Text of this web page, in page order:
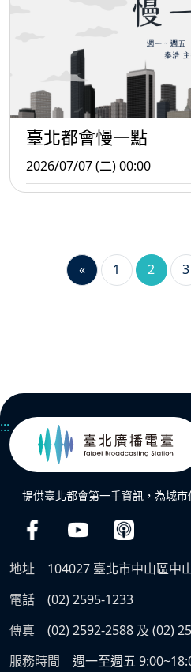
臺北都會慢一點
2026/07/07 (二) 00:00
« 1 2 3
:::
提供臺北都會第一手資訊，為城市
地址
104027 臺北市中山區中
電話
(02) 2595-1233
傳真
(02) 2592-2588 及 (02)
服務時間
週一至週五